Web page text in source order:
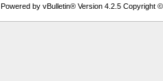
Powered by vBulletin® Version 4.2.5 Copyright